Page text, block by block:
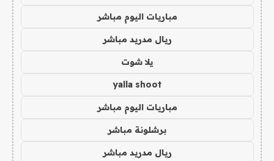
مباريات اليوم مباشر
ريال مدريد مباشر
يلا شوت
yalla shoot
مباريات اليوم مباشر
برشلونة مباشر
ريال مدريد مباشر